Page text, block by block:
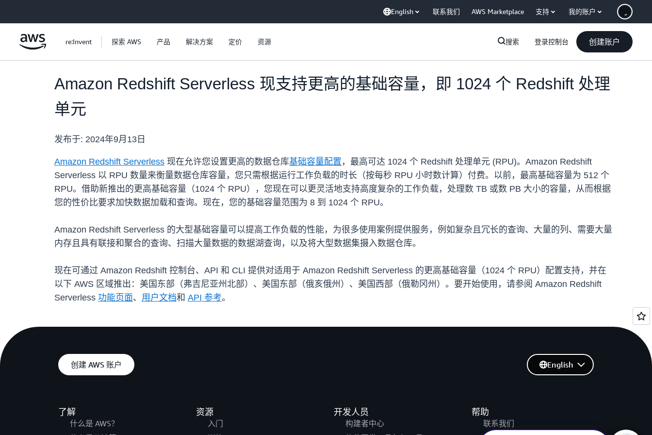
English 联系我们 AWS Marketplace 支持 我的账户
re:Invent 探索 AWS 产品 解决方案 定价 资源 搜索 登录控制台 创建账户
Amazon Redshift Serverless 现支持更高的基础容量，即 1024 个 Redshift 处理
单元
发布于: 2024年9月13日
Amazon Redshift Serverless 现在允许您设置更高的数据仓库基础容量配置 ，最高可达 1024 个 Redshift 处理单元 (RPU)。Amazon Redshift
Serverless 以 RPU 数量来衡量数据仓库容量，您只需根据运行工作负载的时长（按每秒 RPU 小时数计算）付费。以前，最高基础容量为 512 个
RPU。借助新推出的更高基础容量（1024 个 RPU），您现在可以更灵活地支持高度复杂的工作负载，处理数 TB 或数 PB 大小的容量，从而根据
您的性价比要求加快数据加载和查询。现在，您的基础容量范围为 8 到 1024 个 RPU。
Amazon Redshift Serverless 的大型基础容量可以提高工作负载的性能，为很多使用案例提供服务，例如复杂且冗长的查询、大量的列、需要大量
内存且具有联接和聚合的查询、扫描大量数据的数据湖查询，以及将大型数据集摄入数据仓库。
现在可通过 Amazon Redshift 控制台、API 和 CLI 提供对适用于 Amazon Redshift Serverless 的更高基础容量（1024 个 RPU）配置支持，并在
以下 AWS 区域推出：美国东部（弗吉尼亚州北部）、美国东部（俄亥俄州）、美国西部（俄勒冈州）。要开始使用，请参阅 Amazon Redshift
Serverless 功能页面、 用户文档和 API 参考。
创建 AWS 账户
了解
什么是 AWS？
资源
入门
开发人员
构建者中心
帮助
联系我们
English